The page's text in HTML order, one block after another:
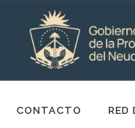
CONTACTO RED